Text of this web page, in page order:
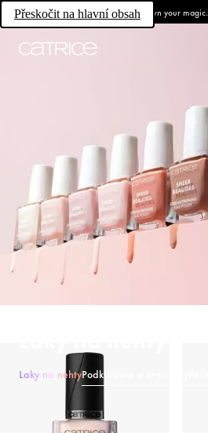
Přeskočit na hlavní obsah Own your magic.
Laky na nehtyPodkladové a krycí laky